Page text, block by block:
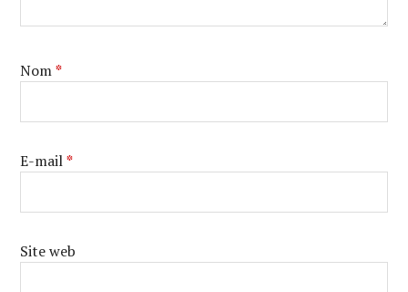
Nom*
E-mail*
Site web